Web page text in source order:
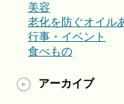
美容
老化を防ぐオイル
行事・イベント
食べもの
アーカイブ